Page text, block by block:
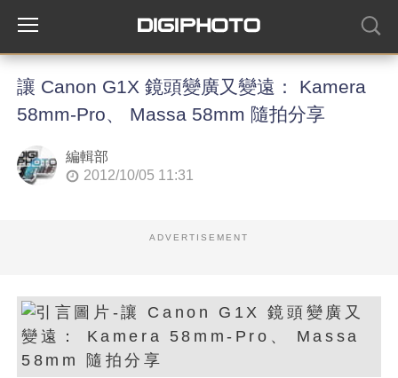
讓 Canon G1X 鏡頭變廣又變遠： Kamera
58mm-Pro、 Massa 58mm 隨拍分享
編輯部
2012/10/05 11:31
ADVERTISEMENT